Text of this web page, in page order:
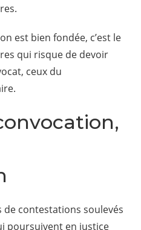
est bien fondée, c’est le
qui risque de devoir
ceux du
contestations soulevés
poursuivent en justice